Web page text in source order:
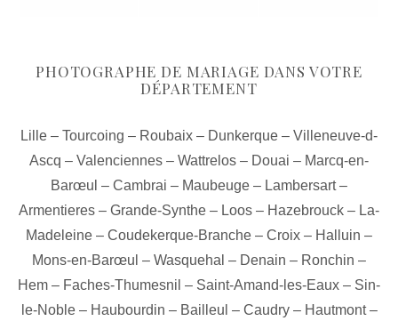
PHOTOGRAPHE DE MARIAGE DANS VOTRE
DÉPARTEMENT
Lille – Tourcoing – Roubaix – Dunkerque – Villeneuve-d-
Ascq – Valenciennes – Wattrelos – Douai – Marcq-en-
Barœul – Cambrai – Maubeuge – Lambersart–
Armentieres – Grande-Synthe – Loos – Hazebrouck – La-
Madeleine – Coudekerque-Branche – Croix – Halluin –
Mons-en-Barœul – Wasquehal – Denain – Ronchin –
Hem – Faches-Thumesnil – Saint-Amand-les-Eaux – Sin-
le-Noble– Haubourdin – Bailleul – Caudry– Hautmont–